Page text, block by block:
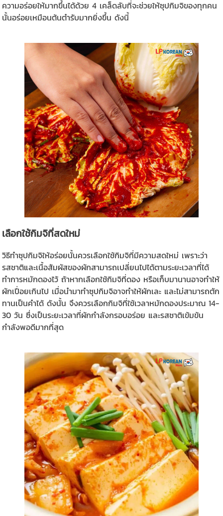
ความอร่อยให้มากขึ้นได้ด้วย 4 เคล็ดลับที่จะช่วยให้ซุปกิมจิของทุกคน
นั้นอร่อยเหมือนต้นตำรับมากยิ่งขึ้น ดังนี้
เลือกใช้กิมจิที่สดใหม่
วิธีทำซุปกิมจิให้อร่อยนั้นควรเลือกใช้กิมจิที่มีความสดใหม่ เพราะว่า
รสชาติและเนื้อสัมผัสของผักสามารถเปลี่ยนไปได้ตามระยะเวลาที่ได้
ทำการหมักดองไว้ ถ้าหากเลือกใช้กิมจิที่ดอง หรือเก็บมานานอาจทำให้
ผักเปื่อยเกินไป เมื่อนำมาทำซุปกิมจิอาจทำให้ผักเละ และไม่สามารถตัก
ทานเป็นคำได้ ดังนั้น จึงควรเลือกกิมจิที่ใช้เวลาหมักดองประมาณ 14-
30 วัน ซึ่งเป็นระยะเวลาที่ผักกำลังกรอบอร่อย และรสชาติเข้มข้น
กำลังพอดีมากที่สุด